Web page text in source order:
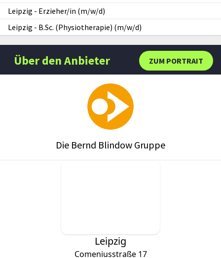
Leipzig - Erzieher/in (m/w/d)
Leipzig - B.Sc. (Physiotherapie) (m/w/d)
ZUM PORTRAIT
Über den Anbieter
Die Bernd Blindow Gruppe
Leipzig
Comeniusstraße 17